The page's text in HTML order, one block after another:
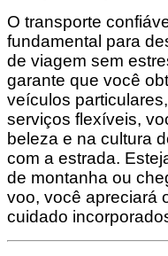
O transporte
fundamental para
de viagem sem
garante que você
veículos
serviços flexíveis,
beleza e na cultura
com a estrada.
de montanha ou
voo, você apreciará
cuidado